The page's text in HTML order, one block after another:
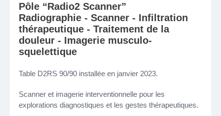
Pôle “Radio2 Scanner”
Radiographie - Scanner - Infiltration
thérapeutique - Traitement de la
douleur - Imagerie musculo-
squelettique
Table D2RS 90/90 installée en janvier 2023.
Scanner et imagerie interventionnelle pour les
explorations diagnostiques et les gestes thérapeutiques.